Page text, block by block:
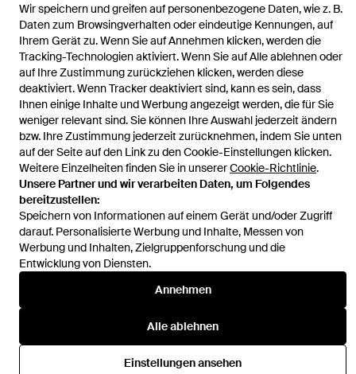
Wir speichern und greifen auf personenbezogene Daten, wie z. B.
Daten zum Browsingverhalten oder eindeutige Kennungen, auf
Ihrem Gerät zu. Wenn Sie auf Annehmen klicken, werden die
Tracking-Technologien aktiviert. Wenn Sie auf Alle ablehnen oder
auf Ihre Zustimmung zurückziehen klicken, werden diese
deaktiviert. Wenn Tracker deaktiviert sind, kann es sein, dass
Ihnen einige Inhalte und Werbung angezeigt werden, die für Sie
weniger relevant sind. Sie können Ihre Auswahl jederzeit ändern
bzw. Ihre Zustimmung jederzeit zurücknehmen, indem Sie unten
auf der Seite auf den Link zu den Cookie-Einstellungen klicken.
Weitere Einzelheiten finden Sie in unsererCookie-Richtlinie.
Unsere Partner und wir verarbeiten Daten, um Folgendes
bereitzustellen:
Speichern von Informationen auf einem Gerät und/oder Zugriff
darauf. Personalisierte Werbung und Inhalte, Messen von
Werbung und Inhalten, Zielgruppenforschung und die
Entwicklung von Diensten.
Annehmen
Alle ablehnen
Einstellungen ansehen
Startseite Damen Kleider Maxi-Kleid
Hilfe und Informationen